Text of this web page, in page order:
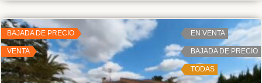
BAJADA DE PRECIO
VENTA
EN VENTA
BAJADA DE PRECIO
TODAS